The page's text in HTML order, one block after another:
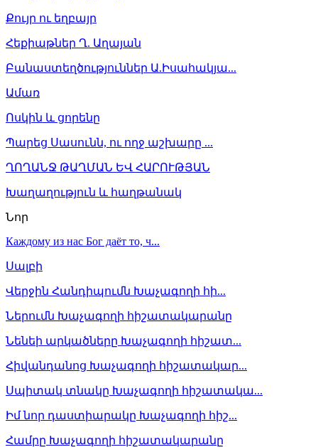
Քույր ու եղբայր
Հեքիաթներ Ղ. Աղայան
Բանաստեղծություններ Ա.Իսահակյա...
Ամառ
Ոսկին և ցորենը
Պարեց Սասունն, ու ողջ աշխարը ...
ՂՈՂԱՆՋ ԹԱՂՄԱՆ ԵՎ ՀԱՐՈՒԹՅԱՆ
Խաղաղություն և հաղթանակ
Նոր
Каждому из нас Бог даёт то, ч...
Սալբի
Վերջին Հանդիպումն Խաչագողի հի...
Ներումն Խաչագողի հիշատակարանը
Նենեի արկածները Խաչագողի հիշատ...
Հիվանդանոց Խաչագողի հիշատակար...
Սպիտակ տնակը Խաչագողի հիշատակա...
Իմ նոր դաստիարակը Խաչագողի հիշ...
Համրը Խաչագողի հիշատակարանը